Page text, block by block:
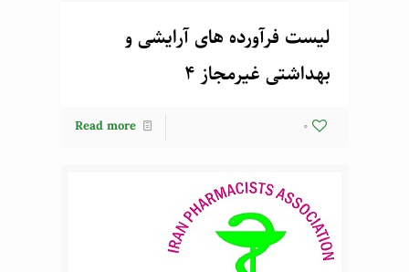
لیست فرآورده های آرایشی و
بهداشتی غیرمجاز 4
0
Read more